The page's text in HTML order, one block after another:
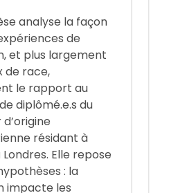
analyse la façon
de
et plus largement
de race,
le rapport au
diplômé.e.s du
résidant à
Elle repose
: la
impacte les